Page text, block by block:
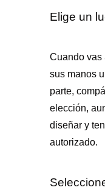
Elige un
Cuando vas
sus manos
parte,
elección,
diseñar y
autorizado.